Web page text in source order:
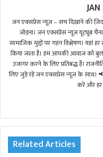
जन एक्सप्रेस न्यूज़ – सच दिखाने की ज़िद
जोड़ना। जन एक्सप्रेस न्यूज़ यूट्यूब
सामाजिक मुद्दों पर गहन विश्लेषण। यहां
किया जाता है। हम आपकी आवाज़ को
उजागर करने के लिए प्रतिबद्ध हैं।
लिए जुड़े रहें जन एक्सप्रेस न्यूज़ के साथ।
करें और
Related Articles